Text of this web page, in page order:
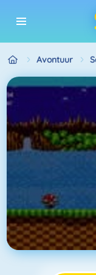
Avontuur